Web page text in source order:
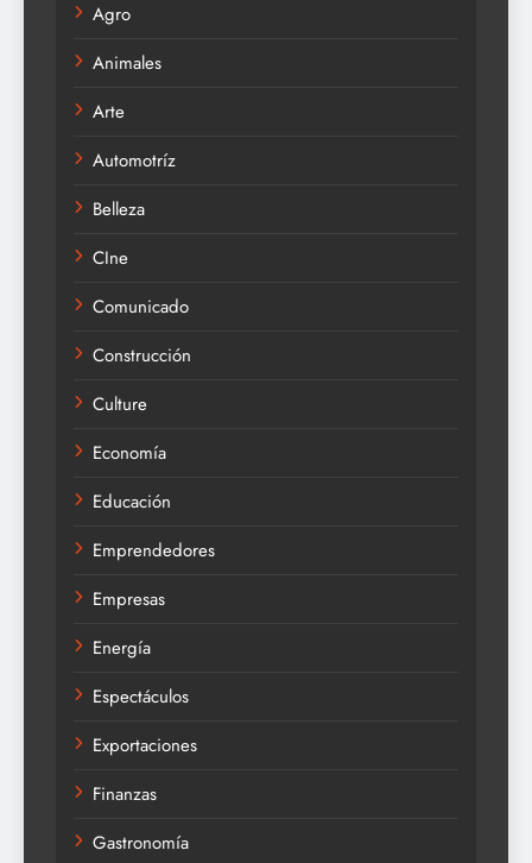
Agro
Animales
Arte
Automotríz
Belleza
CIne
Comunicado
Construcción
Culture
Economía
Educación
Emprendedores
Empresas
Energía
Espectáculos
Exportaciones
Finanzas
Gastronomía